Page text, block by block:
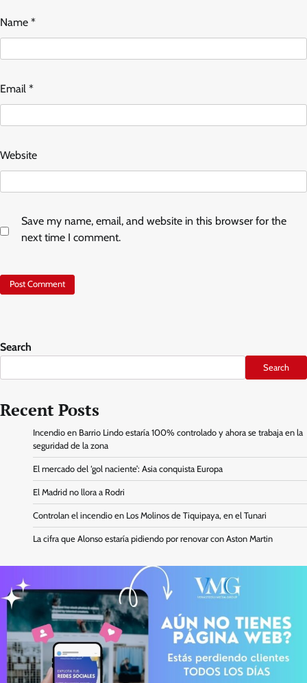
Name *
Email *
Website
Save my name, email, and website in this browser for the
next time I comment.
Search
Search
Recent Posts
Incendio en Barrio Lindo estaría 100% controlado y ahora se trabaja en la
seguridad de la zona
El mercado del ‘gol naciente’: Asia conquista Europa
El Madrid no llora a Rodri
Controlan el incendio en Los Molinos de Tiquipaya, en el Tunari
La cifra que Alonso estaría pidiendo por renovar con Aston Martin